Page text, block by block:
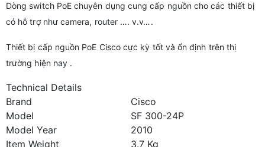
Dòng switch PoE chuyên dụng cung cấp nguồn cho các thiết bị
có hỗ trợ như camera, router …. v.v….
Thiết bị cấp nguồn PoE Cisco cực kỳ tốt và ổn định trên thị
trường hiện nay .
Technical Details
Brand
Cisco
Model
SF 300-24P
Model Year
2010
Item Weight
3.7 Kg